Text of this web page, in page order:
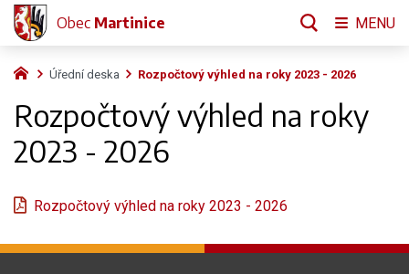
Úřední deska Rozpočtový výhled na roky 2023 - 2026
Rozpočtový výhled na roky
2023 - 2026
Rozpočtový výhled na roky 2023 - 2026
Obec Martinice MENU